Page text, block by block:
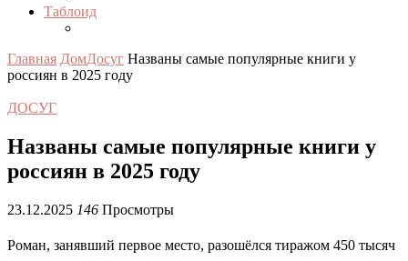
Таблоид
Главная ДомДосуг Названы самые популярные книги у
россиян в 2025 году
ДОСУГ
Названы самые популярные книги у
россиян в 2025 году
23.12.2025 146 Просмотры
Роман, занявший первое место, разошёлся тиражом 450 тысяч